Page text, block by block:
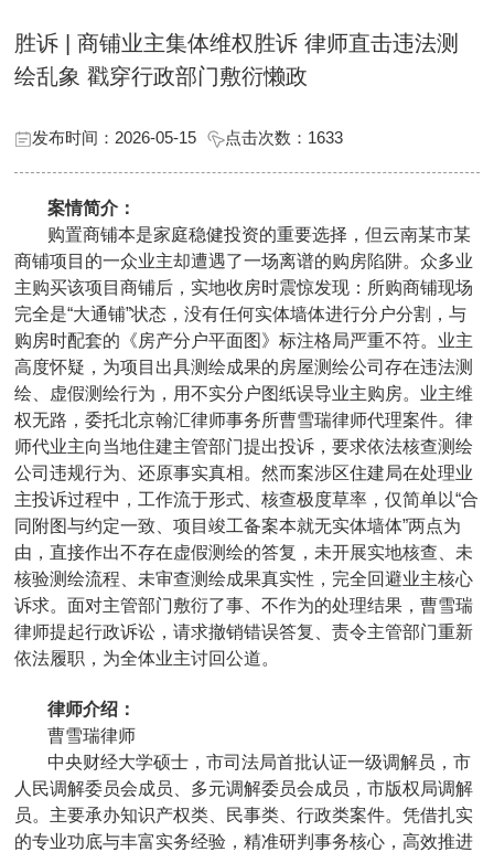
胜诉 | 商铺业主集体维权胜诉 律师直击违法测
绘乱象 戳穿行政部门敷衍懒政
发布时间：2026-05-15 点击次数： 1633
案情简介：
购置商铺本是家庭稳健投资的重要选择，但云南某市某
商铺项目的一众业主却遭遇了一场离谱的购房陷阱。众多业
主购买该项目商铺后，实地收房时震惊发现：所购商铺现场
完全是“大通铺”状态，没有任何实体墙体进行分户分割，与
购房时配套的《房产分户平面图》标注格局严重不符。业主
高度怀疑，为项目出具测绘成果的房屋测绘公司存在违法测
绘、虚假测绘行为，用不实分户图纸误导业主购房。业主维
权无路，委托北京翰汇律师事务所曹雪瑞律师代理案件。律
师代业主向当地住建主管部门提出投诉，要求依法核查测绘
公司违规行为、还原事实真相。然而案涉区住建局在处理业
主投诉过程中，工作流于形式、核查极度草率，仅简单以“合
同附图与约定一致、项目竣工备案本就无实体墙体”两点为
由，直接作出不存在虚假测绘的答复，未开展实地核查、未
核验测绘流程、未审查测绘成果真实性，完全回避业主核心
诉求。面对主管部门敷衍了事、不作为的处理结果，曹雪瑞
律师提起行政诉讼，请求撤销错误答复、责令主管部门重新
依法履职，为全体业主讨回公道。
律师介绍：
曹雪瑞律师
中央财经大学硕士，市司法局首批认证一级调解员，市
人民调解委员会成员、多元调解委员会成员，市版权局调解
员。主要承办知识产权类、民事类、行政类案件。凭借扎实
的专业功底与丰富实务经验，精准研判事务核心，高效推进